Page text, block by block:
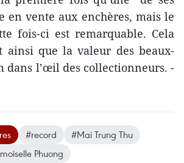
en vente aux enchères, mais le
fois-ci est remarquable. Cela
ainsi que la valeur des beaux-
dans l’œil des collectionneurs. -
#record
#Mai Trung Thu
Phuong